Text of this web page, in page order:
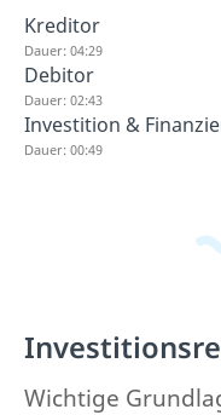
Kreditor
Dauer: 04:29
Debitor
Dauer: 02:43
Investition &
Dauer: 00:49
Wichtige